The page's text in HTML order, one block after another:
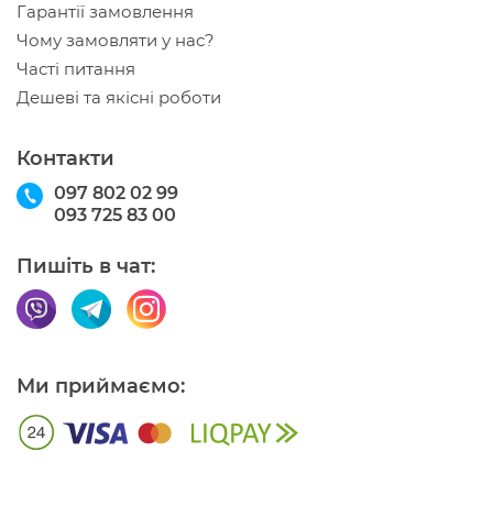
Гарантії замовлення
Чому замовляти у нас?
Часті питання
Дешеві та якісні роботи
Контакти
097 802 02 99
093 725 83 00
Пишіть в чат:
Ми приймаємо: